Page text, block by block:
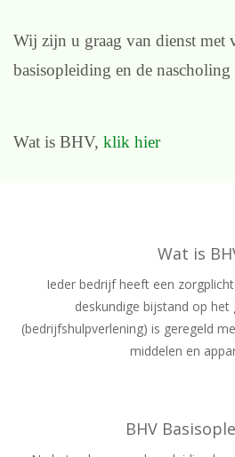
Wij zijn u graag van dienst met
basisopleiding en de
Wat is BHV, klik hier
Wat is
Ieder bedrijf heeft een
deskundige bijstand op het
(bedrijfshulpverlening) is geregeld
middelen en
BHV